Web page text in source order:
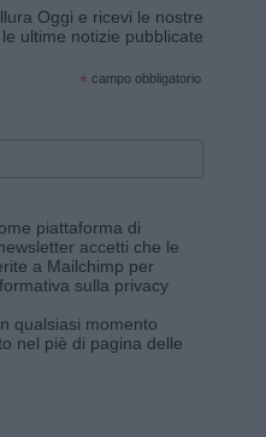
Oggi e ricevi le nostre
ultime notizie pubblicate
* campo obbligatorio
piattaforma di
accetti che le
a Mailchimp per
sulla privacy
qualsiasi momento
nel piè di pagina delle